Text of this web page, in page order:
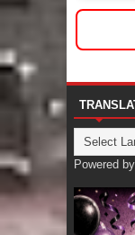
Powered by